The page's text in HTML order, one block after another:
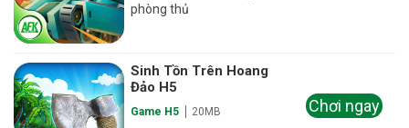
phòng thủ
Sinh Tồn Trên Hoang
Đảo H5
Game H5 20MB Chơi ngay